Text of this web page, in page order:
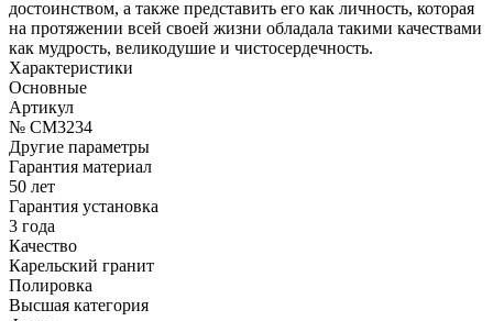
достоинством, а также представить его как личность, которая
на протяжении всей своей жизни обладала такими качествами
как мудрость, великодушие и чистосердечность.
Характеристики
Основные
Артикул
№ CM3234
Другие параметры
Гарантия материал
50 лет
Гарантия установка
3 года
Качество
Карельский гранит
Полировка
Высшая категория